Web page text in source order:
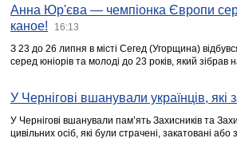
Анна Юр'єва — чемпіонка Європи
каное!
16:13
З 23 до 26 липня в місті Сегед (Угорщина)
серед юніорів та молоді до 23 років, який
У Чернігові вшанували українців, які
У Чернігові вшанували пам’ять Захисників та
цивільних осіб, які були страчені, закатовані або